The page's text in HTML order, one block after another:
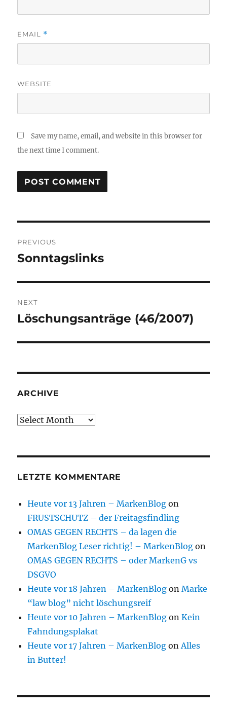
EMAIL *
WEBSITE
Save my name, email, and website in this browser for
the next time I comment.
navigation
PREVIOUS
Previous
Sonntagslinks
NEXT
Next
Löschungsanträge (46/2007)
ARCHIVE
Archive
LETZTE KOMMENTARE
Heute vor 13 Jahren – MarkenBlog on
FRUSTSCHUTZ – der Freitagsfindling
OMAS GEGEN RECHTS – da lagen die
MarkenBlog Leser richtig! – MarkenBlog on
OMAS GEGEN RECHTS – oder MarkenG vs
DSGVO
Heute vor 18 Jahren – MarkenBlog onMarke
“law blog” nicht löschungsreif
Heute vor 10 Jahren – MarkenBlog onKein
Fahndungsplakat
Heute vor 17 Jahren – MarkenBlog onAlles
in Butter!